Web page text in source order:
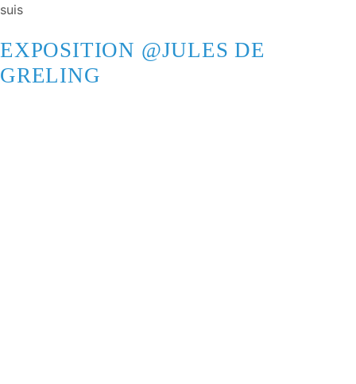
suis
EXPOSITION @JULES DE
GRELING